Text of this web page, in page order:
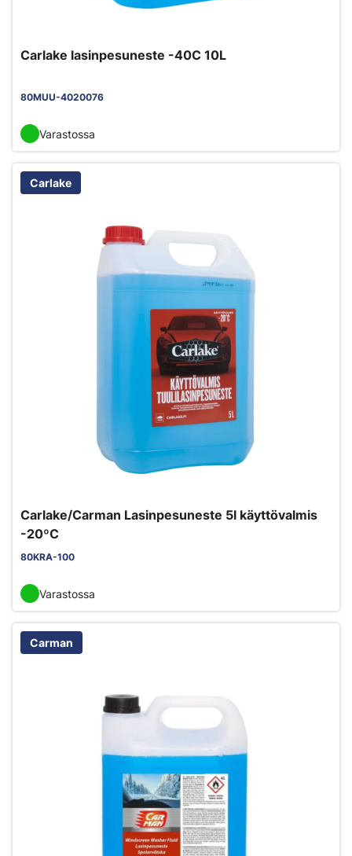
Carlake lasinpesuneste -40C 10L
80MUU-4020076
Varastossa
Carlake
Carlake/Carman Lasinpesuneste 5l käyttövalmis
-20ºC
80KRA-100
Varastossa
Carman